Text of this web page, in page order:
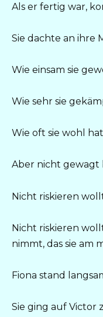
Als er fertig war,
Sie dachte an ihre
Wie einsam sie
Wie sehr sie
Wie oft sie wohl
Aber nicht gewagt
Nicht riskieren
Nicht riskieren
nimmt, das sie am
Fiona stand
Sie ging auf Victor